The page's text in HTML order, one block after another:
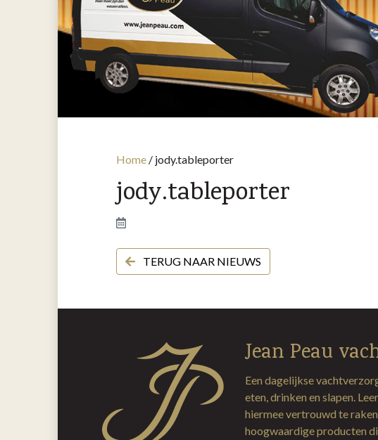
Home / jody.tableporter
jody.tableporter
TERUG NAAR NIEUWS
Jean Peau
Een dagelijkse
eten, drinken en slapen.
hiermee vertrouwd te
hoogwaardige producten